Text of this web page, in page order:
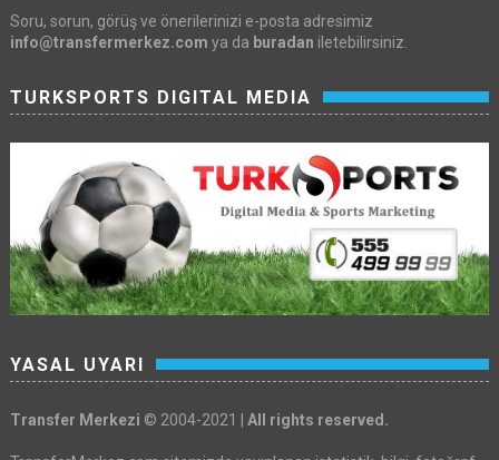
Soru, sorun, görüş ve önerilerinizi e-posta adresimiz
info@transfermerkez.com ya da buradan iletebilirsiniz.
TURKSPORTS DIGITAL MEDIA
YASAL UYARI
Transfer Merkezi © 2004-2021 | All rights reserved.